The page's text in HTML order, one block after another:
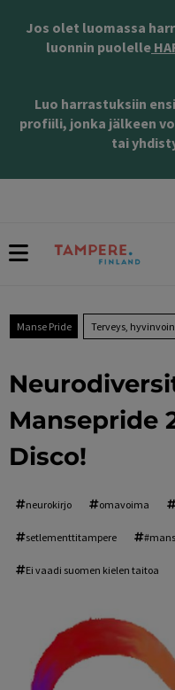
Jos olet luomassa
luonnin puolelle
Luo harrastuksiin
profiili, jonka jälkeen
tai
Manse Pride Terveys,
Mansepride
Disco!
neurokirjo omavoima
setlementtitampere
Ei vaadi suomen kielen taitoa